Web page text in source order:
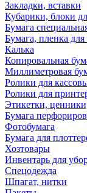
Закладки, вставки
Кубарики, блоки
Бумага
Бумага, пленка для
Калька
Копировальная
Миллиметровая
Ролики для
Ролики для
Этикетки,
Бумага
Фотобумага
Бумага для
Хозтовары
Инвентарь для
Спецодежда
Шпагат, нитки